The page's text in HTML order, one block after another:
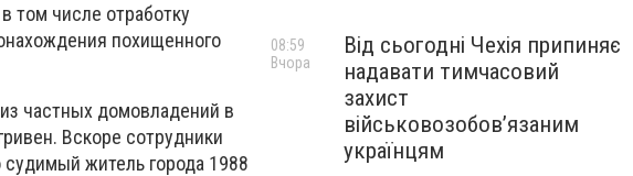
том числе отработку
похищенного
частных домовладений в
Вскоре сотрудники
судимый житель города 1988
Від сьогодні Чехія припиняє
надавати тимчасовий
захист
військовозобов’язаним
українцям
08:59
Вчора